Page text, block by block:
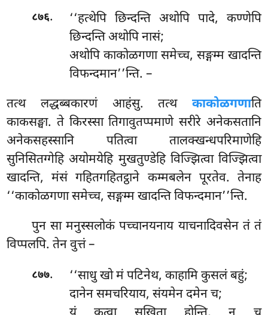
८७६.
‘‘हत्थेपि छिन्दन्ति अथोपि पादे, कण्णेपि
छिन्दन्ति अथोपि नासं;
अथोपि काकोळगणा समेच्च, सङ्गम्म खादन्ति
विफन्दमान’’न्ति. –
तत्थ लद्धब्बकारणं आहंसु. तत्थ काकोळगणाति
काकसङ्घा. ते किरस्सा तिगावुतप्पमाणे सरीरे अनेकसतानि
अनेकसहस्सानि पतित्वा तालक्खन्धपरिमाणेहि
सुनिसितग्गेहि अयोमयेहि मुखतुण्डेहि विज्झित्वा विज्झित्वा
खादन्ति, मंसं गहितगहितट्ठाने कम्मबलेन पूरतेव. तेनाह
‘‘काकोळगणा समेच्च, सङ्गम्म खादन्ति विफन्दमान’’न्ति.
पुन सा मनुस्सलोकं पच्चानयनाय याचनादिवसेन तं तं
विप्पलपि. तेन वुत्तं –
८७७. ‘‘साधुखो मं पटिनेथ, काहामि कुसलं बहुं;
दानेन समचरियाय, संयमेन दमेन च;